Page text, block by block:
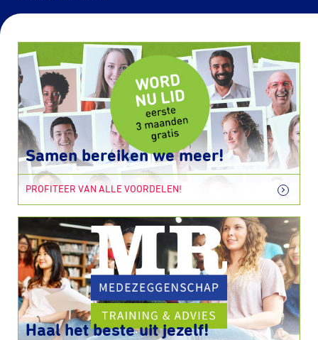
Samen bereiken we meer!
PROFITEER VAN ALLE VOORDELEN!
Haal het beste uit jezelf!